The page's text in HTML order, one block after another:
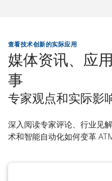
查看技术创新的实际应用
媒体资讯、应
事
专家观点和实际影
深入阅读专家评论、行业见
术和智能自动化如何变革